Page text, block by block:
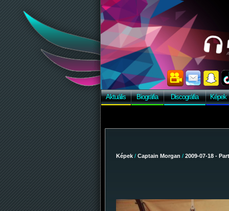
Aktuális Biográfia Discográfia Képek
Képek / Captain Morgan / 2009-07-18 -